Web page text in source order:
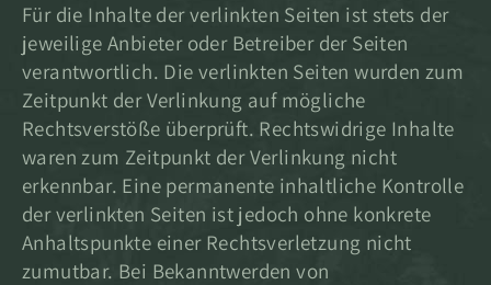
Für die Inhalte der verlinkten Seiten ist stets der
jeweilige Anbieter oder Betreiber der Seiten
verantwortlich. Die verlinkten Seiten wurden zum
Zeitpunkt der Verlinkung auf mögliche
Rechtsverstöße überprüft. Rechtswidrige Inhalte
waren zum Zeitpunkt der Verlinkung nicht
erkennbar. Eine permanente inhaltliche Kontrolle
der verlinkten Seiten ist jedoch ohne konkrete
Anhaltspunkte einer Rechtsverletzung nicht
zumutbar. Bei Bekanntwerden von